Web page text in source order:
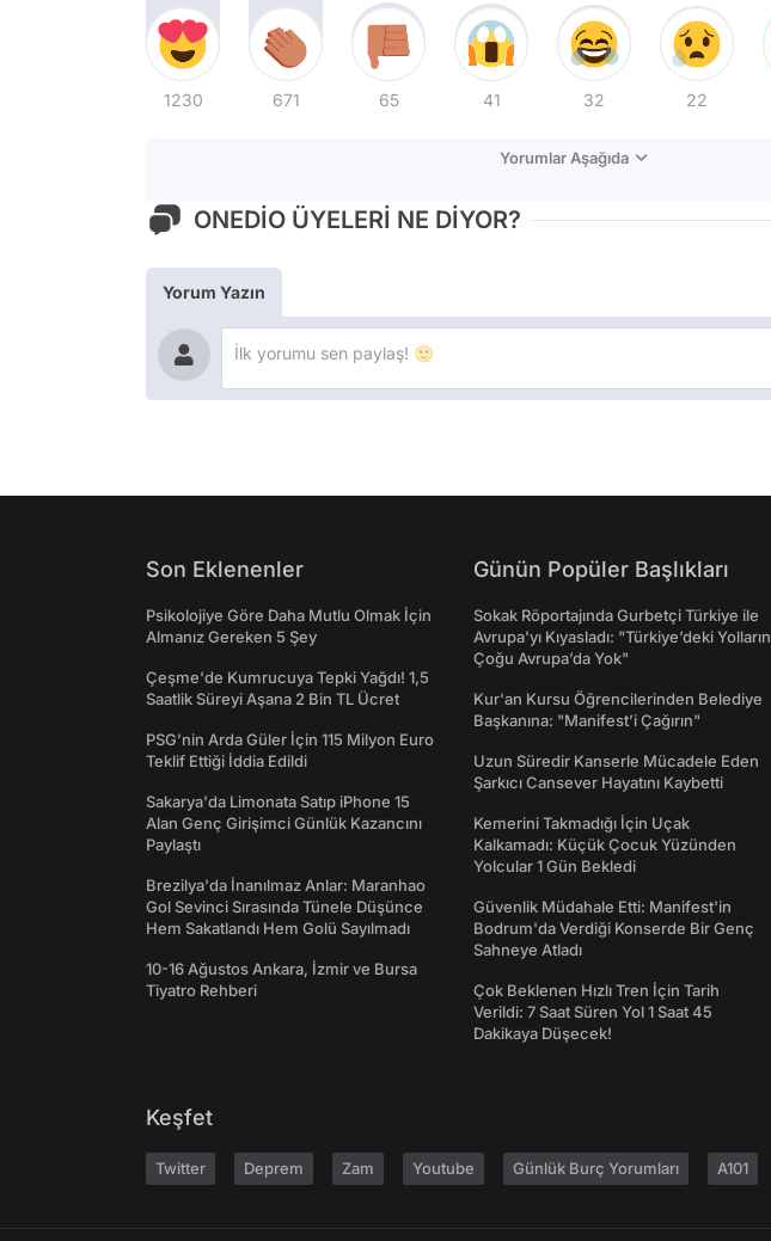
1230 671 65 41 32 22
Yorumlar Aşağıda
ONEDİO ÜYELERİ NE DİYOR?
Yorum Yazın
Son Eklenenler
Psikolojiye Göre Daha Mutlu Olmak İçin
Almanız Gereken 5 Şey
Çeşme'de Kumrucuya Tepki Yağdı! 1,5
Saatlik Süreyi Aşana 2 Bin TL Ücret
PSG’nin Arda Güler İçin 115 Milyon Euro
Teklif Ettiği İddia Edildi
Sakarya'da Limonata Satıp iPhone 15
Alan Genç Girişimci Günlük Kazancını
Paylaştı
Brezilya'da İnanılmaz Anlar: Maranhao
Gol Sevinci Sırasında Tünele Düşünce
Hem Sakatlandı Hem Golü Sayılmadı
10-16 Ağustos Ankara, İzmir ve Bursa
Tiyatro Rehberi
Günün Popüler Başlıkları
Sokak Röportajında Gurbetçi Türkiye ile
Avrupa'yı Kıyasladı: "Türkiye’deki Yolların
Çoğu Avrupa’da Yok"
Kur'an Kursu Öğrencilerinden Belediye
Başkanına: "Manifest’i Çağırın"
Uzun Süredir Kanserle Mücadele Eden
Şarkıcı Cansever Hayatını Kaybetti
Kemerini Takmadığı İçin Uçak
Kalkamadı: Küçük Çocuk Yüzünden
Yolcular 1 Gün Bekledi
Güvenlik Müdahale Etti: Manifest'in
Bodrum'da Verdiği Konserde Bir Genç
Sahneye Atladı
Çok Beklenen Hızlı Tren İçin Tarih
Verildi: 7 Saat Süren Yol 1 Saat 45
Dakikaya Düşecek!
Keşfet
Twitter Deprem Zam Youtube Günlük Burç Yorumları A101